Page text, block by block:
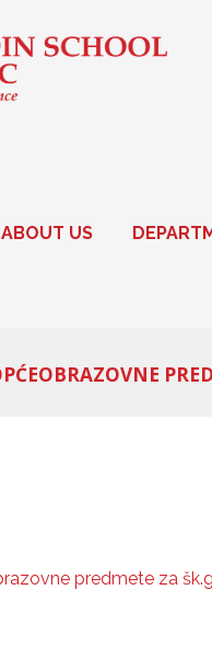
ABOUT US
predmete za